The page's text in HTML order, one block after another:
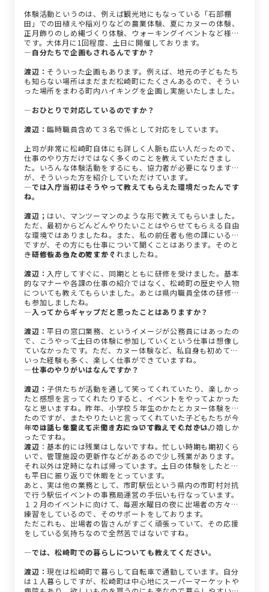
体験活動というのは、例えば観光地にもなっている「石部棚
田」での田植えや稲刈りなどの農業体験、夏にカヌーの体験、
正月飾りのしめ縄づくり体験、ウォーキングイベントなど様々
です。大体月に1回程度、土日に開催しております。
―自分たちで企画もされるんですか？
渡辺： そういった企画もあります。例えば、地元の子どもたち
も知らない場所はまだまだ松崎町にたくさんあるので、そうい
った場所をまわる町内ハイキングを企画し実施いたしました。
―おひとりで対応しているのですか？
渡辺：臨時職員含めて３名で係として対応をしています。
上司が非常に松崎町自体にも詳しく人脈も広い人だったので、
仕事のやり方だけではなく多くのことを教えていただきまし
た。いろんな体験活動をするにも、協力者が必要になります
が、そういった方を紹介していただけています。
―では入庁当初はそうやって教えてもらえた環境だったんです
ね。
渡辺； はい、マンツーマンのような形で教えてもらいました。
ただ、最初からどんどんやりたいことはやらせてもらえる自由
な環境ではありましたね。また、私の前任者も他の課にいるの
ですが、その方にも仕事について聞くことはあります。そのと
きにも快く色々と教えてくれましたね。
―研修もあったのですか？
渡辺： 入庁してすぐに、同期とともに研修を受けました。基本
的なマナーや各課の仕事の紹介ではなく、松崎町の歴史や人物
についても教えてもらいました。あとは県内職員全体の研修に
も参加しましたね。
―入ってからギャップだと思ったことはありますか？
渡辺：平日の窓口業務、というイメージが公務員にはあったの
で、こうやって土日の体験に参加していくという仕事は想像し
ていなかったです。ただ、カヌー体験など、私自身も初めてと
いった経験も多く、楽しく仕事ができていますね。
―仕事のやりがいはなんですか？
渡辺： 子供たちが活動を通して笑ってくれていたり、楽しかっ
たと感想を言ってくれたりすると、イベントをやってよかった
なと思いますね。昨年、小学校５年生のかたとカヌー体験をし
たのですが、またやりたいと言ってくれていた子どもたちが今
年のカヌー体験にも来てくれたんですね。それはやはり嬉しか
ったですね。
―では話しを変えて、働き方について教えてください。
渡辺 ：基本的には残業はしないですね。忙しい時期も期初くら
いで、管理施設の更新作などがあるので少し残業があります。
それ以外は定時になれば帰っています。土日の体験をしたとき
も平日に振り返りで休暇をとっています。
あと、実は他の業務として、市町駅伝という県内の市町村対抗
で行う駅伝イベントの事務局運営の手伝いも行なっています。
１２月のイベントに向けて、毎週水曜日の夜に出場者の方々が
練習をしているので、そのサポートをしております。
ただこれも、出場者の皆さんがすごく頑張っていて、その応援
をしている気持ちなので全然苦ではないですね。
―では、松崎町での暮らしについても教えてください。
渡辺：現在は松崎町で暮らして自転車で通勤しています。自分
は１人暮らしですが、松崎町は中心地にスーパーマーケットや